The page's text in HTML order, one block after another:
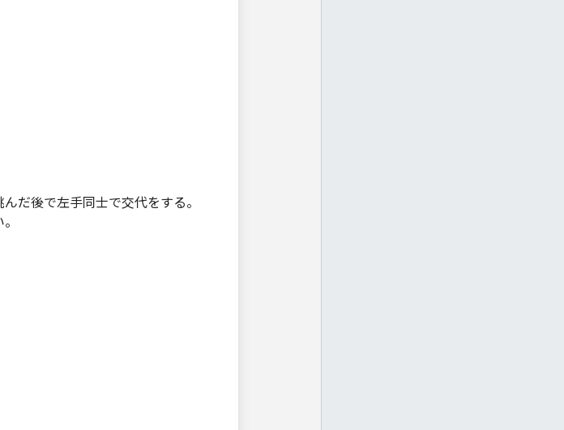
だ後で左手同士で交代をする。